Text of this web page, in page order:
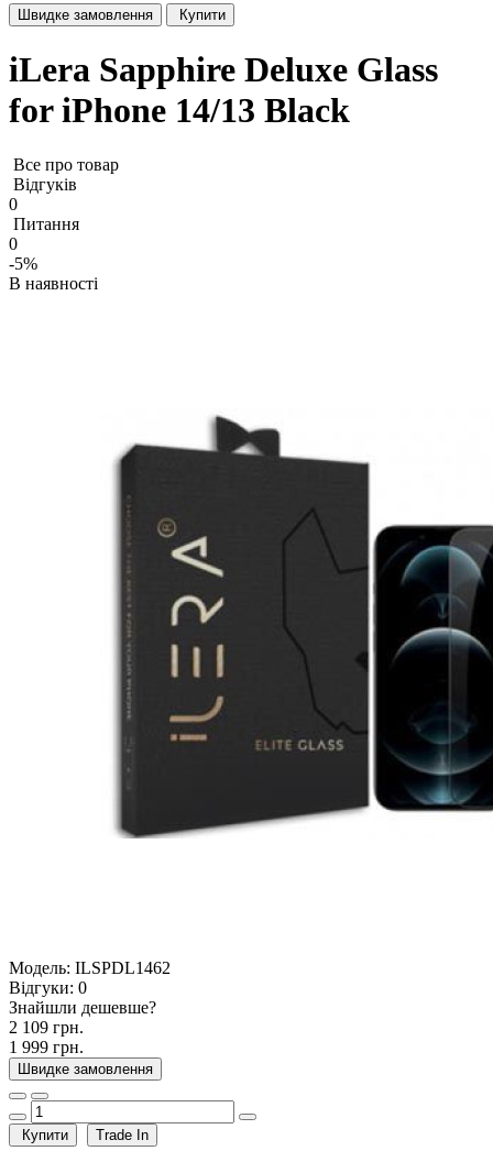
Швидке замовлення Купити
iLera Sapphire Deluxe Glass
for iPhone 14/13 Black
Все про товар
Відгуків
0
Питання
0
-5%
В наявності
Модель: ILSPDL1462
Відгуки: 0
Знайшли дешевше?
2 109 грн.
1 999 грн.
Швидке замовлення
Купити Trade In